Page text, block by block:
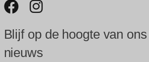
Blijf op de hoogte van
nieuws